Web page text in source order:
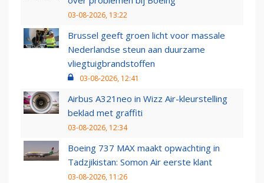
03-08-2026, 13:22
Brussel geeft groen licht voor massale
Nederlandse steun aan duurzame
vliegtuigbrandstoffen
03-08-2026, 12:41
Airbus A321neo in Wizz Air-kleurstelling
beklad met graffiti
03-08-2026, 12:34
Boeing 737 MAX maakt opwachting in
Tadzjikistan: Somon Air eerste klant
03-08-2026, 11:26